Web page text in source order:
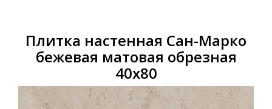
Плитка настенная Сан-Марко
бежевая матовая обрезная
40х80